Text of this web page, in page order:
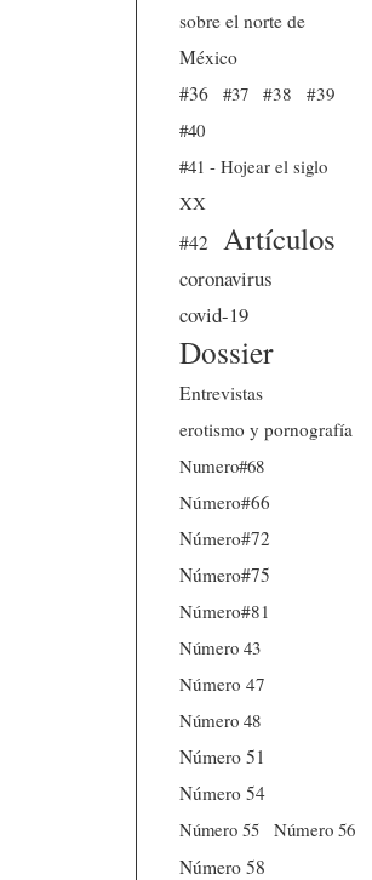
sobre el norte de
México
#36
#37 #38
#39
#40
#41 - Hojear el siglo
XX
#42
Artículos
coronavirus
covid-19
Dossier
Entrevistas
erotismo y pornografía
Numero#68
Número#66
Número#72
Número#75
Número#81
Número 43
Número 47
Número 48
Número 51
Número 54
Número 55
Número 56
Número 58